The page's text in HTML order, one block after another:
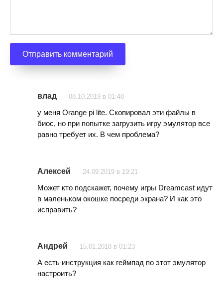
влад 08.10.2019 в 01:48
у меня Orange pi lite. Скопировал эти файлы в
биос, но при попытке загрузить игру эмулятор все
равно требует их. В чем проблема?
Алексей 24.09.2019 в 19:21
Может кто подскажет, почему игры Dreamcast идут
в маленьком окошке посреди экрана? И как это
исправить?
Андрей 15.01.2018 в 01:23
А есть инструкция как геймпад по этот эмулятор
настроить?